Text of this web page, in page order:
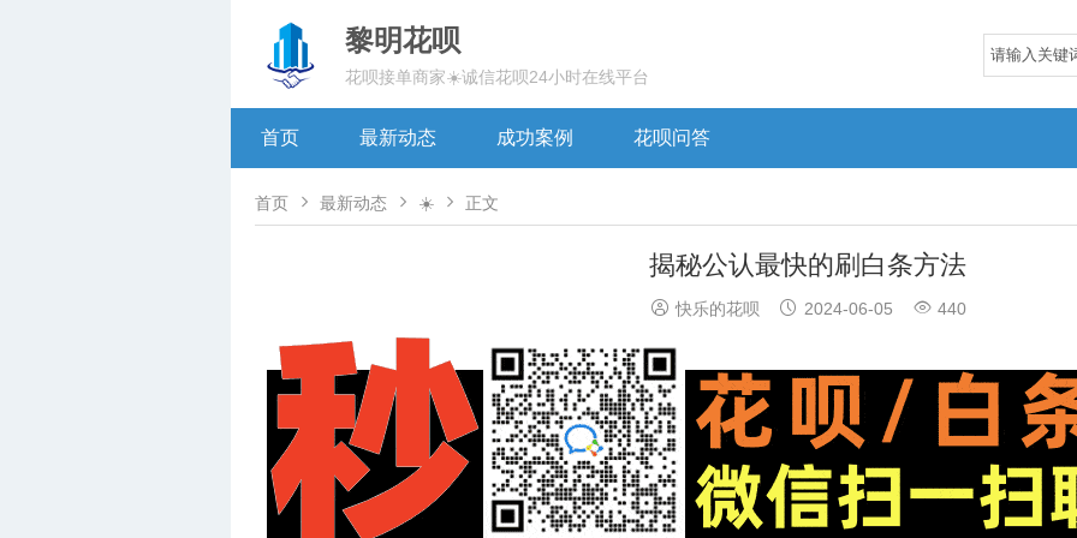
黎明花呗
花呗接单商家☀️诚信花呗24小时在线平台
首页 最新动态 成功案例 花呗问答
首页  最新动态  ☀️  正文
揭秘公认最快的刷白条方法
 快乐的花呗  2024-06-05  440